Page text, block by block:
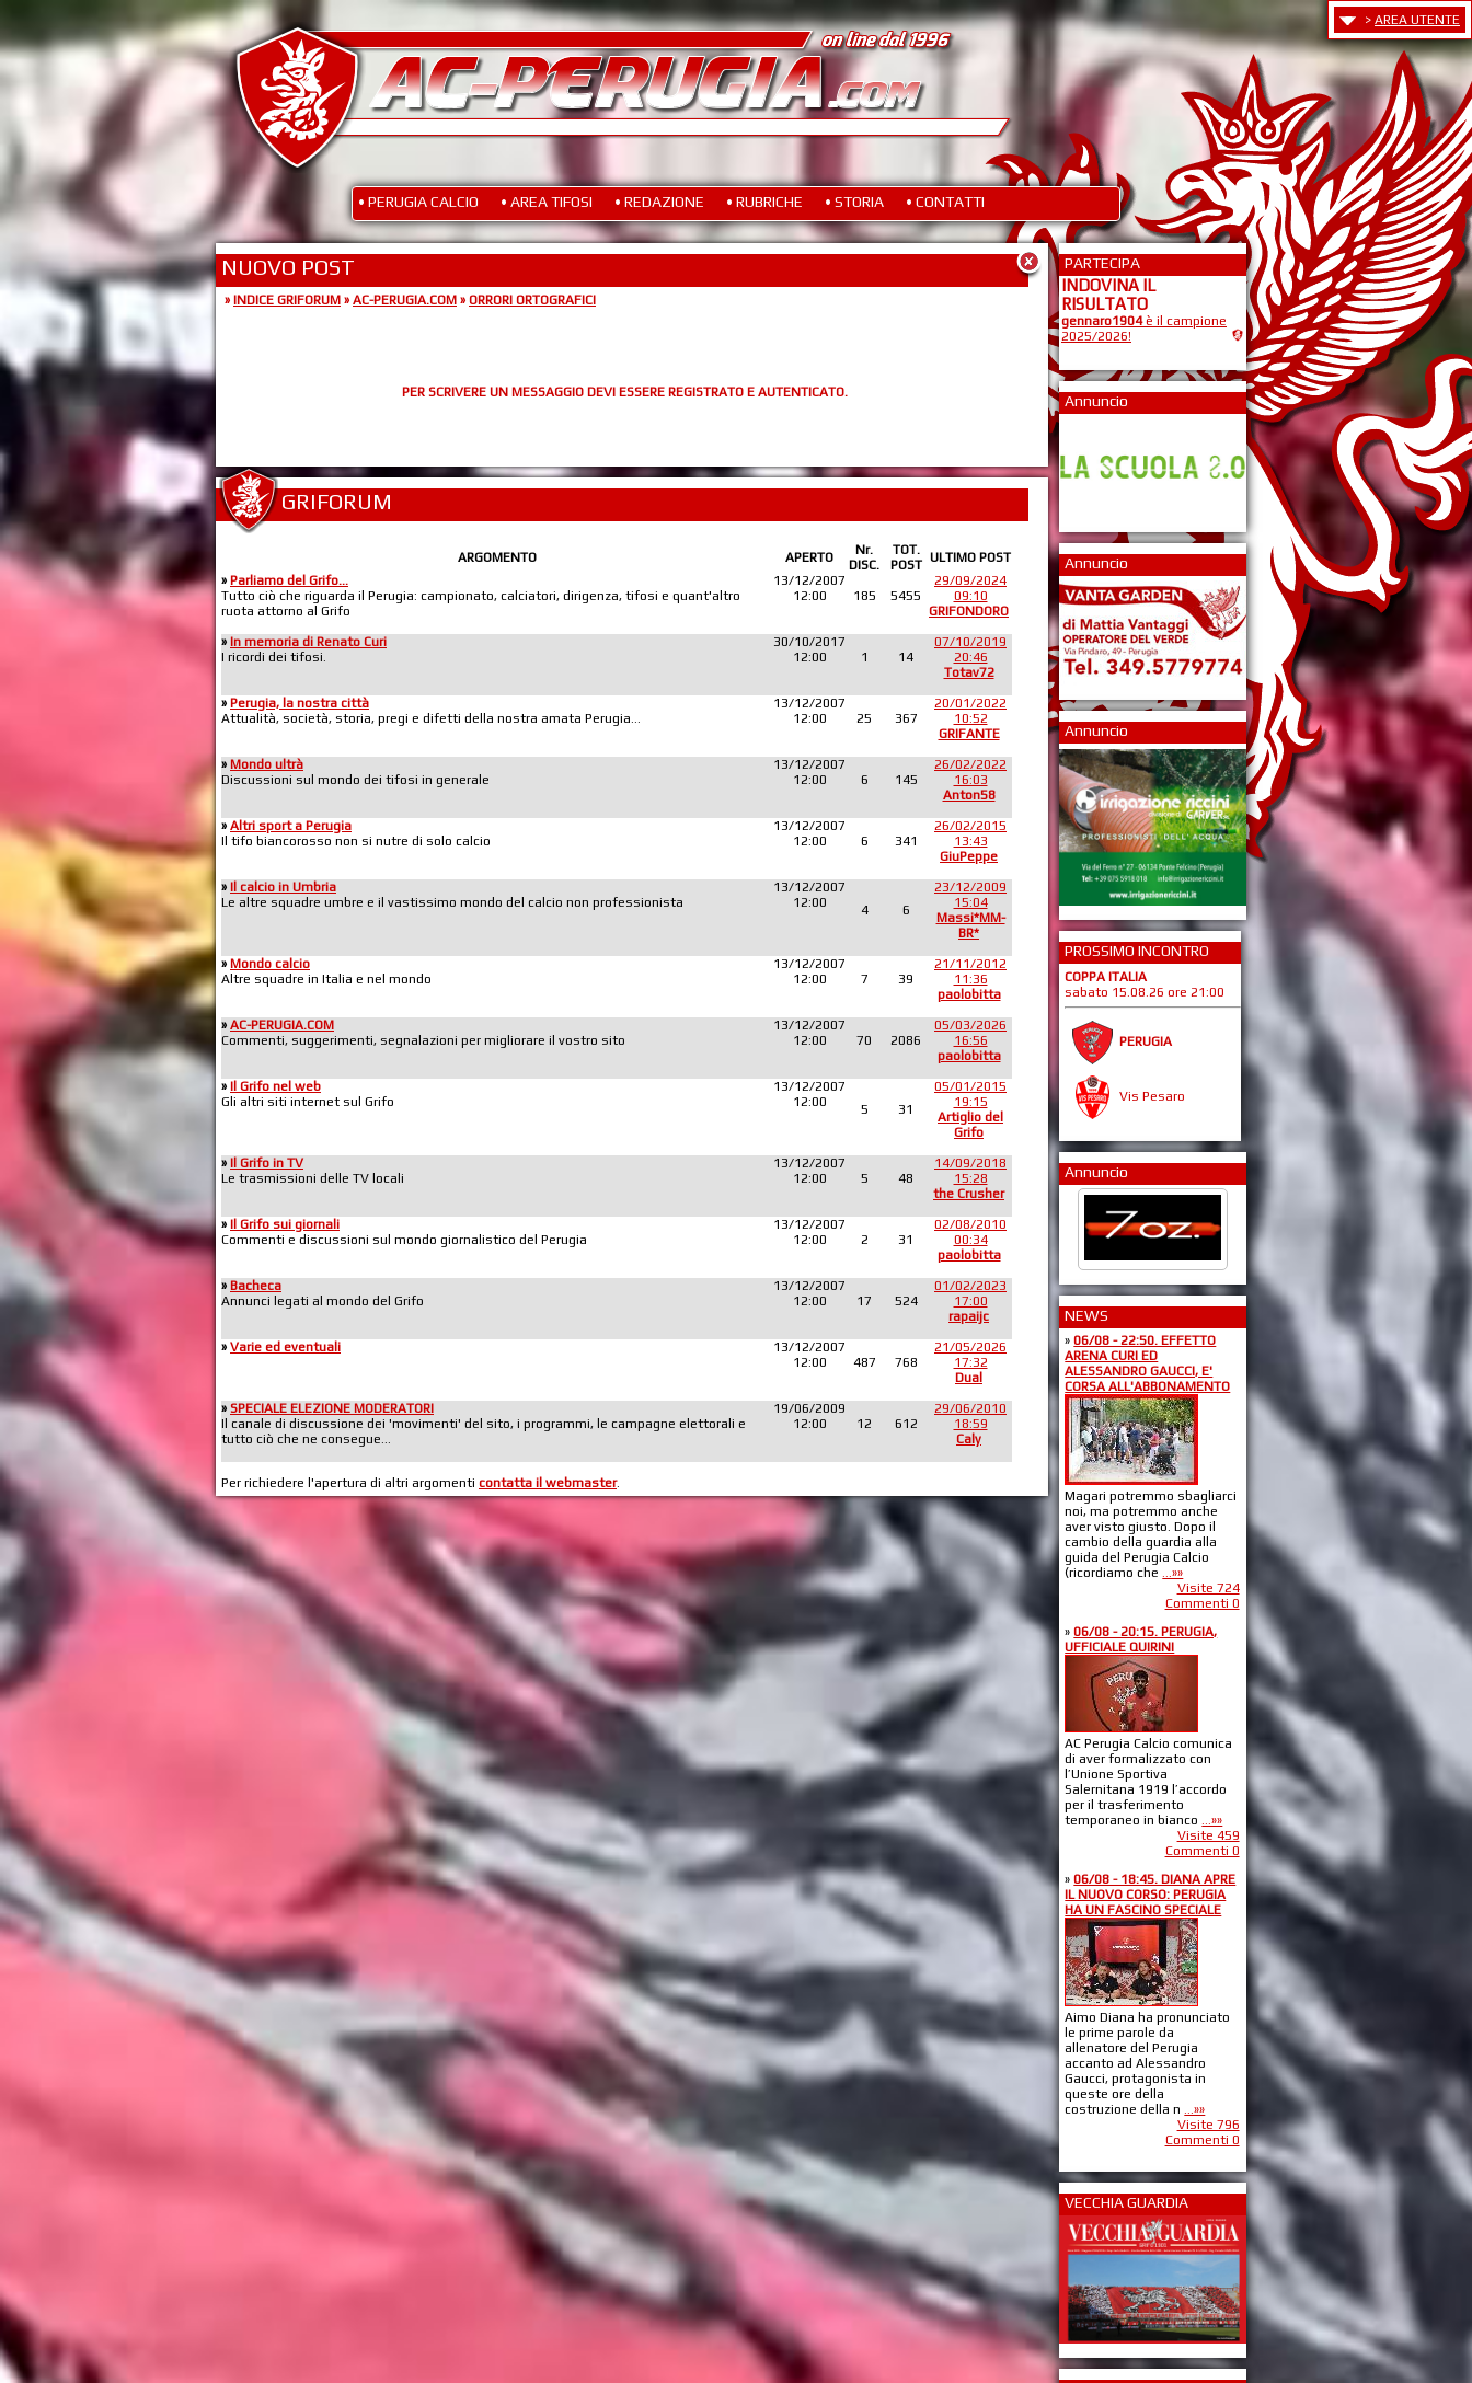
> AREA UTENTE
• PERUGIA CALCIO • AREA TIFOSI • REDAZIONE • RUBRICHE • STORIA • CONTATTI
NUOVO POST
» INDICE GRIFORUM » AC-PERUGIA.COM » ORRORI ORTOGRAFICI
PER SCRIVERE UN MESSAGGIO DEVI ESSERE REGISTRATO E AUTENTICATO.
GRIFORUM
ARGOMENTO APERTO
Nr.
DISC.
TOT.
POST ULTIMO POST
» Parliamo del Grifo...
Tutto ciò che riguarda il Perugia: campionato, calciatori, dirigenza, tifosi e quant'altro
ruota attorno al Grifo
13/12/2007
12:00
185 5455
29/09/2024
09:10
GRIFONDORO
» In memoria di Renato Curi
I ricordi dei tifosi.
30/10/2017
12:00
1 14
07/10/2019
20:46
Totav72
» Perugia, la nostra città
Attualità, società, storia, pregi e difetti della nostra amata Perugia...
13/12/2007
12:00
25 367
20/01/2022
10:52
GRIFANTE
» Mondo ultrà
Discussioni sul mondo dei tifosi in generale
13/12/2007
12:00
6 145
26/02/2022
16:03
Anton58
» Altri sport a Perugia
Il tifo biancorosso non si nutre di solo calcio
13/12/2007
12:00
6 341
26/02/2015
13:43
GiuPeppe
» Il calcio in Umbria
Le altre squadre umbre e il vastissimo mondo del calcio non professionista
13/12/2007
12:00
4 6
23/12/2009
15:04
Massi*MM-
BR*
» Mondo calcio
Altre squadre in Italia e nel mondo
13/12/2007
12:00
7 39
21/11/2012
11:36
paolobitta
» AC-PERUGIA.COM
Commenti, suggerimenti, segnalazioni per migliorare il vostro sito
13/12/2007
12:00
70 2086
05/03/2026
16:56
paolobitta
» Il Grifo nel web
Gli altri siti internet sul Grifo
13/12/2007
12:00
5 31
05/01/2015
19:15
Artiglio del
Grifo
» Il Grifo in TV
Le trasmissioni delle TV locali
13/12/2007
12:00
5 48
14/09/2018
15:28
the Crusher
» Il Grifo sui giornali
Commenti e discussioni sul mondo giornalistico del Perugia
13/12/2007
12:00
2 31
02/08/2010
00:34
paolobitta
» Bacheca
Annunci legati al mondo del Grifo
13/12/2007
12:00
17 524
01/02/2023
17:00
rapaijc
» Varie ed eventuali
13/12/2007
12:00
487 768
21/05/2026
17:32
Dual
» SPECIALE ELEZIONE MODERATORI
Il canale di discussione dei 'movimenti' del sito, i programmi, le campagne elettorali e
tutto ciò che ne consegue...
19/06/2009
12:00
12 612
29/06/2010
18:59
Caly
Per richiedere l'apertura di altri argomenti contatta il webmaster.
PARTECIPA
INDOVINA IL
RISULTATO
gennaro1904è il campione
2025/2026!
Annuncio
Annuncio
Annuncio
PROSSIMO INCONTRO
COPPA ITALIA
sabato 15.08.26 ore 21:00
PERUGIA
Vis Pesaro
Annuncio
NEWS
»06/08 - 22:50. EFFETTO
ARENA CURI ED
ALESSANDRO GAUCCI, E'
CORSA ALL'ABBONAMENTO
Magari potremmo sbagliarci
noi, ma potremmo anche
aver visto giusto. Dopo il
cambio della guardia alla
guida del Perugia Calcio
(ricordiamo che
...»»
Visite 724
Commenti 0
»06/08 - 20:15. PERUGIA,
UFFICIALE QUIRINI
AC Perugia Calcio comunica
di aver formalizzato con
l’Unione Sportiva
Salernitana 1919 l’accordo
per il trasferimento
temporaneo in bianco
...»»
Visite 459
Commenti 0
»06/08 - 18:45. DIANA APRE
IL NUOVO CORSO: PERUGIA
HA UN FASCINO SPECIALE
Aimo Diana ha pronunciato
le prime parole da
allenatore del Perugia
accanto ad Alessandro
Gaucci, protagonista in
queste ore della
costruzione della n
...»»
Visite 796
Commenti 0
VECCHIA GUARDIA